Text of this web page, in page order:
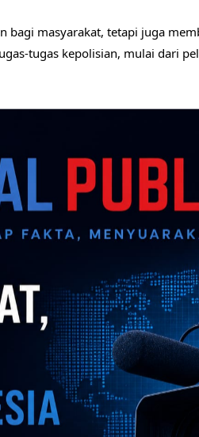
bagi masyarakat, tetapi juga
tugas kepolisian, mulai dari